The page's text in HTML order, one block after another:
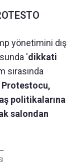
yönetimini dış
'dikkati
sırasında
Protestocu,
politikalarına
salondan